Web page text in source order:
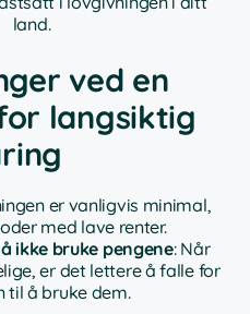
land.
ved en
langsiktig
er vanligvis minimal,
med lave renter.
ikke bruke pengene: Når
er det lettere å falle for
til å bruke dem.